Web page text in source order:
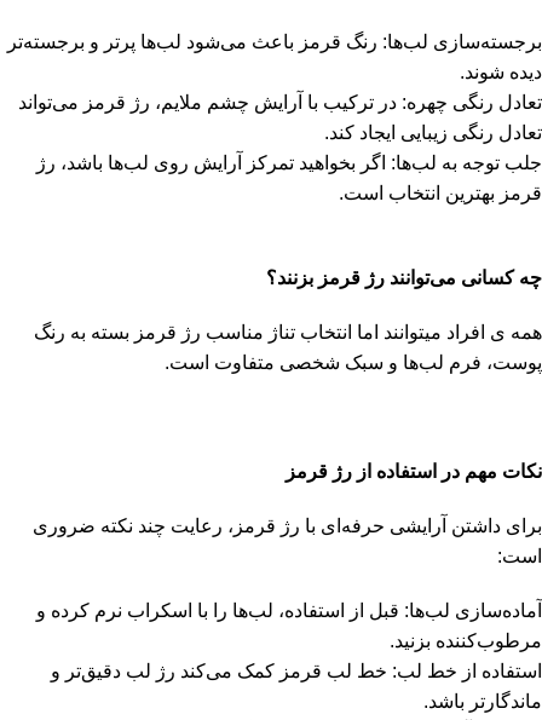
برجسته‌سازی لب‌ها: رنگ قرمز باعث می‌شود لب‌ها پرتر و برجسته‌تر
دیده شوند.
تعادل رنگی چهره: در ترکیب با آرایش چشم ملایم، رژ قرمز می‌تواند
تعادل رنگی زیبایی ایجاد کند.
جلب توجه به لب‌ها: اگر بخواهید تمرکز آرایش روی لب‌ها باشد، رژ
قرمز بهترین انتخاب است.
چه کسانی می‌توانند رژ قرمز بزنند؟
همه ی افراد میتوانند اما انتخاب تناژ مناسب رژ قرمز بسته به رنگ
پوست، فرم لب‌ها و سبک شخصی متفاوت است.
نکات مهم در استفاده از رژ قرمز
برای داشتن آرایشی حرفه‌ای با رژ قرمز، رعایت چند نکته ضروری
است:
آماده‌سازی لب‌ها: قبل از استفاده، لب‌ها را با اسکراب نرم کرده و
مرطوب‌کننده بزنید.
استفاده از خط لب: خط لب قرمز کمک می‌کند رژ لب دقیق‌تر و
ماندگارتر باشد.